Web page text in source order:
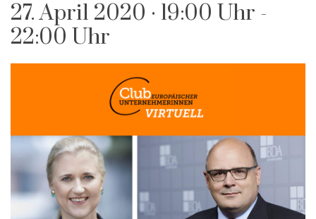
27. April 2020 · 19:00 Uhr -
22:00 Uhr